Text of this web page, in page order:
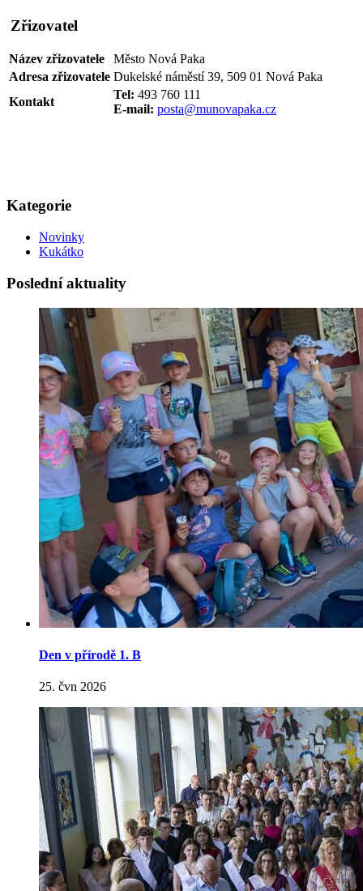
Zřizovatel
Název zřizovatele
Město Nová Paka
Adresa zřizovatele Dukelské náměstí 39, 509 01 Nová Paka
Kontakt
Tel: 493 760 111
E-mail: posta@munovapaka.cz
Kategorie
Novinky
Kukátko
Poslední aktuality
Den v přírodě 1. B
25. čvn 2026